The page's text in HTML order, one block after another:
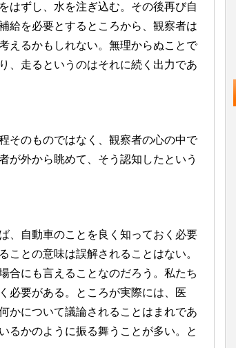
はずし、水を注ぎ込む。その後再び自
給を必要とするところから、観察者は
えるかもしれない。無理からぬことで
、走るというのはそれに続く出力であ
そのものではなく、観察者の心の中で
が外から眺めて、そう認知したという
、自動車のことを良く知っておく必要
ことの意味は誤解されることはない。
合にも言えることなのだろう。私たち
必要がある。ところが実際には、医
かについて議論されることはまれであ
るかのように振る舞うことが多い。と